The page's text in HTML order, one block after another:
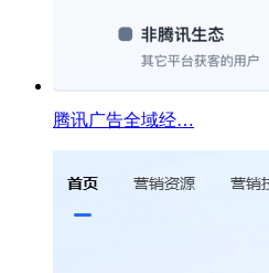
腾讯广告全域经…